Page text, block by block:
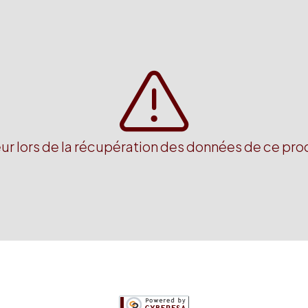
lors de la récupération des données de ce